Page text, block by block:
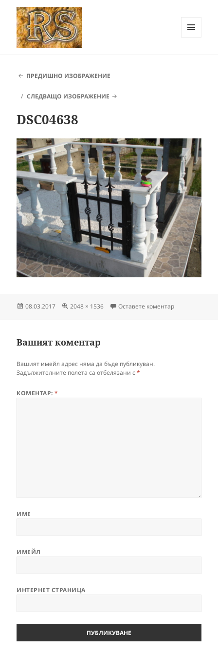
Каменоделски услуги
ПРЕДИШНО ИЗОБРАЖЕНИЕ
СЛЕДВАЩО ИЗОБРАЖЕНИЕ
DSC04638
Публикувано
08.03.2017
Пълен
2048 × 1536 Оставете коментарза DSC04638
Вашият коментар
Вашият имейл адрес няма да бъде публикуван.
Задължителните полета са отбелязани с*
КОМЕНТАР:*
ИМЕ
ИМЕЙЛ
ИНТЕРНЕТ СТРАНИЦА